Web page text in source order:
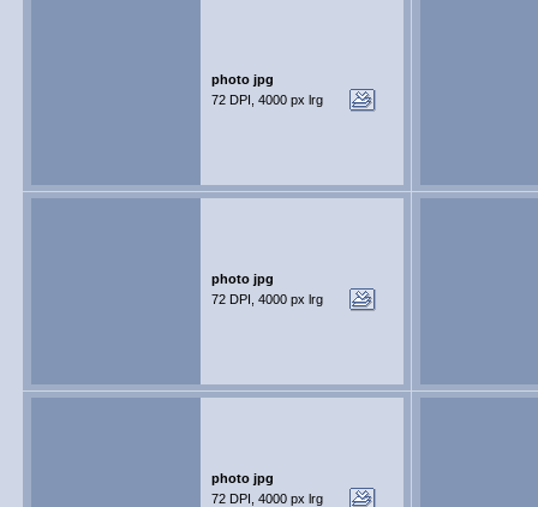
photo jpg
72 DPI, 4000 px lrg
photo jpg
72 DPI, 4000 px lrg
photo jpg
72 DPI, 4000 px lrg